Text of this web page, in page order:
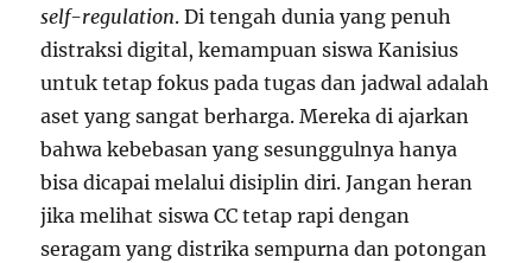
self-regulation. Di tengah dunia yang penuh
distraksi digital, kemampuan siswa Kanisius
untuk tetap fokus pada tugas dan jadwal adalah
aset yang sangat berharga. Mereka di ajarkan
bahwa kebebasan yang sesunggulnya hanya
bisa dicapai melalui disiplin diri. Jangan heran
jika melihat siswa CC tetap rapi dengan
seragam yang distrika sempurna dan potongan